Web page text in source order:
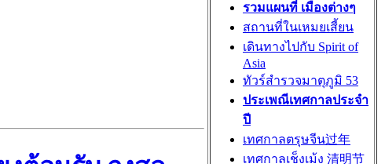
รวมแผนที่ เมืองต่างๆ
สถานที่ในเหมยเสี้ยน
เดินทางไปกับ Spirit of
Asia
ทัวร์สำรวจมาตุภูมิ 53
ประเพณีเทศกาลประจำ
ปี
เทศกาลตรุษจีน过年
เทศกาลเช็งเม้ง 清明节